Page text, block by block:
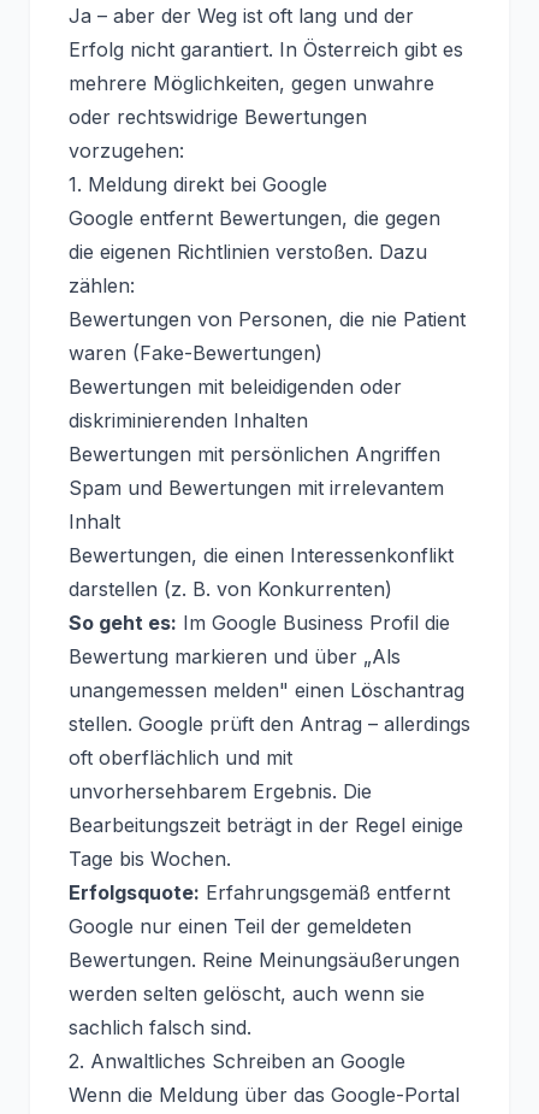
Ja – aber der Weg ist oft lang und der
Erfolg nicht garantiert. In Österreich gibt es
mehrere Möglichkeiten, gegen unwahre
oder rechtswidrige Bewertungen
vorzugehen:
1. Meldung direkt bei Google
Google entfernt Bewertungen, die gegen
die eigenen Richtlinien verstoßen. Dazu
zählen:
Bewertungen von Personen, die nie Patient
waren (Fake-Bewertungen)
Bewertungen mit beleidigenden oder
diskriminierenden Inhalten
Bewertungen mit persönlichen Angriffen
Spam und Bewertungen mit irrelevantem
Inhalt
Bewertungen, die einen Interessenkonflikt
darstellen (z. B. von Konkurrenten)
So geht es: Im Google Business Profil die
Bewertung markieren und über „Als
unangemessen melden" einen Löschantrag
stellen. Google prüft den Antrag – allerdings
oft oberflächlich und mit
unvorhersehbarem Ergebnis. Die
Bearbeitungszeit beträgt in der Regel einige
Tage bis Wochen.
Erfolgsquote: Erfahrungsgemäß entfernt
Google nur einen Teil der gemeldeten
Bewertungen. Reine Meinungsäußerungen
werden selten gelöscht, auch wenn sie
sachlich falsch sind.
2. Anwaltliches Schreiben an Google
Wenn die Meldung über das Google-Portal